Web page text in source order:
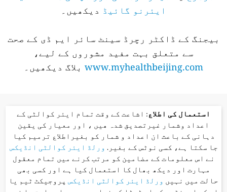
ایئرنو گائیڈ دیکھیں۔
بیجنگ کے ڈاکٹر رچرڈ سینٹ سائر ایم ڈی کے صحت
سے متعلق بہت مفید مشوروں کے لیے،
www.myhealthbeijing.com بلاگ دیکھیں۔
استعمال کی اطلاع: اشاعت کے وقت تمام ایئر کوالٹی کے
اعداد وشمار غیرتصدیق شدہ ھیں ، اور معیار کی یقین
دہانی کے باعث ان اعداد و شمار کو بغیراطلاع ترمیم کیا
جا سکتا ہے، کسی نوٹس کے بغیر. ورلڈ ایئر کوالٹی انڈیکس
نے اس معلومات کے مضامین کو مرتب کرنے میں تمام معقول
مہارت اور دیکھ بھال کا استعمال کیا ہے اور کسی بھی
حالت میں نہیں ورلڈ ایئر کوالٹی انڈیکس پروجیکٹ ٹیم یا